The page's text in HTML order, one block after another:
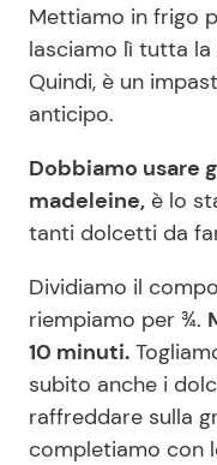
Mettiamo in frigo
lasciamo lì tutta
Quindi, è un
anticipo.
Dobbiamo usare
madeleine, è lo
tanti dolcetti da
Dividiamo il
riempiamo per ¾.
10 minuti.
subito anche i
raffreddare sulla
completiamo con